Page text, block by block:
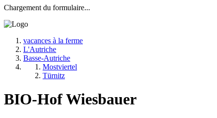
Chargement du formulaire...
vacances à la ferme
L'Autriche
Basse-Autriche
Mostviertel
Türnitz
BIO-Hof Wiesbauer